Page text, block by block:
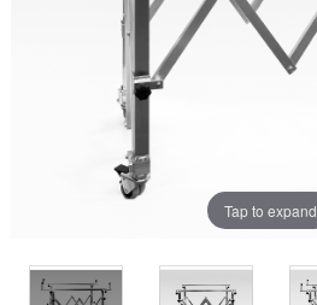
Tap to expand